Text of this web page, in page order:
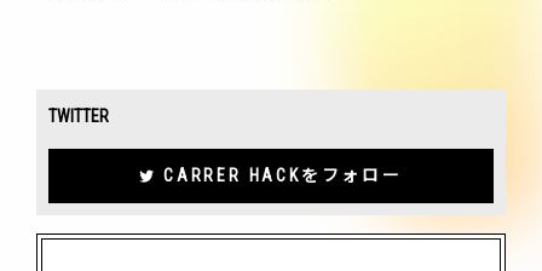
TWITTER
CARRER HACKをフォロー